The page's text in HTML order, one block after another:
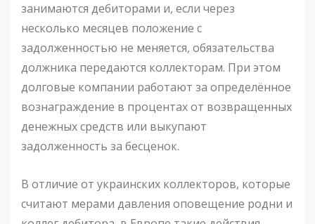
занимаются дебиторами и, если через
несколько месяцев положение с
задолженностью не меняется, обязательства
должника передаются коллекторам. При этом
долговые компании работают за определённое
вознаграждение в процентах от возвращенных
денежных средств или выкупают
задолженность за бесценок.
В отличие от украинских коллекторов, которые
считают мерами давления оповещение родни и